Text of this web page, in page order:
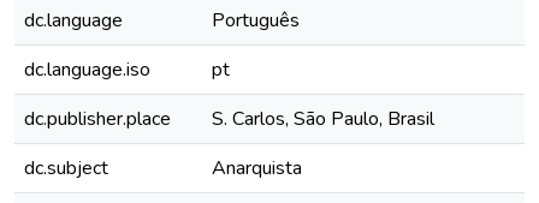
dc.language
Português
dc.language.iso
pt
dc.publisher.place
S. Carlos, São Paulo, Brasil
dc.subject
Anarquista